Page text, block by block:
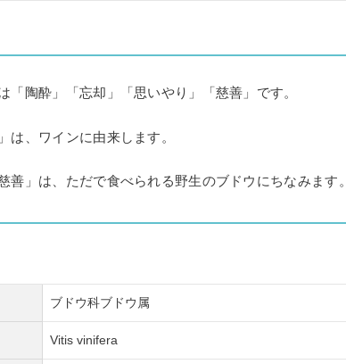
「陶酔」「忘却」「思いやり」「慈善」です。
は、ワインに由来します。
善」は、ただで食べられる野生のブドウにちなみます。
ブドウ科ブドウ属
Vitis vinifera